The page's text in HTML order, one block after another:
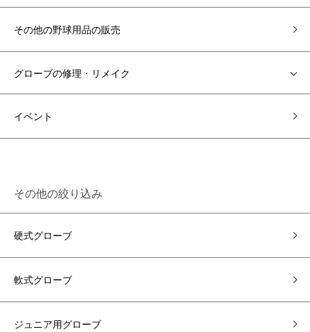
その他の野球用品の販売
グローブの修理・リメイク
イベント
その他の絞り込み
硬式グローブ
軟式グローブ
ジュニア用グローブ